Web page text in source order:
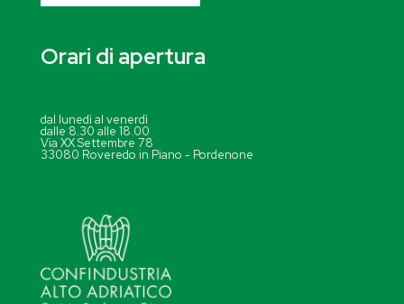
Orari di apertura
dal lunedì al venerdì
dalle 8.30 alle 18.00
Via XX Settembre 78
33080 Roveredo in Piano - Pordenone